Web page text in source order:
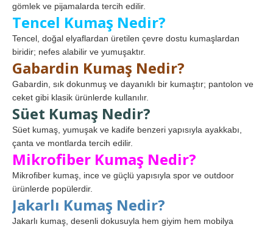
gömlek ve pijamalarda tercih edilir.
Tencel Kumaş Nedir?
Tencel, doğal elyaflardan üretilen çevre dostu kumaşlardan
biridir; nefes alabilir ve yumuşaktır.
Gabardin Kumaş Nedir?
Gabardin, sık dokunmuş ve dayanıklı bir kumaştır; pantolon ve
ceket gibi klasik ürünlerde kullanılır.
Süet Kumaş Nedir?
Süet kumaş, yumuşak ve kadife benzeri yapısıyla ayakkabı,
çanta ve montlarda tercih edilir.
Mikrofiber Kumaş Nedir?
Mikrofiber kumaş, ince ve güçlü yapısıyla spor ve outdoor
ürünlerde popülerdir.
Jakarlı Kumaş Nedir?
Jakarlı kumaş, desenli dokusuyla hem giyim hem mobilya